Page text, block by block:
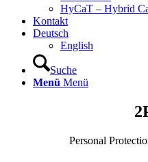
HyCaT – Hybrid
Kontakt
Deutsch
English
Suche
Menü Menü
Personal